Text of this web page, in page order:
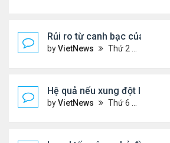
Rủi ro từ canh bạc của Thủ
byVietNews Thứ 2 Tháng 6 16, 2025 4:45 pm
Hệ quả nếu xung đột Israel -
byVietNews Thứ 6 Tháng 6 13, 2025 5:24 pm